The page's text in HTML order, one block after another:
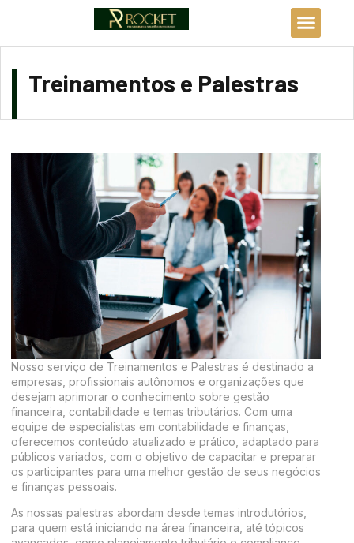
Treinamentos e Palestras
Nosso serviço de Treinamentos e Palestras é destinado a
empresas, profissionais autônomos e organizações que
desejam aprimorar o conhecimento sobre gestão
financeira, contabilidade e temas tributários. Com uma
equipe de especialistas em contabilidade e finanças,
oferecemos conteúdo atualizado e prático, adaptado para
públicos variados, com o objetivo de capacitar e preparar
os participantes para uma melhor gestão de seus negócios
e finanças pessoais.
As nossas palestras abordam desde temas introdutórios,
para quem está iniciando na área financeira, até tópicos